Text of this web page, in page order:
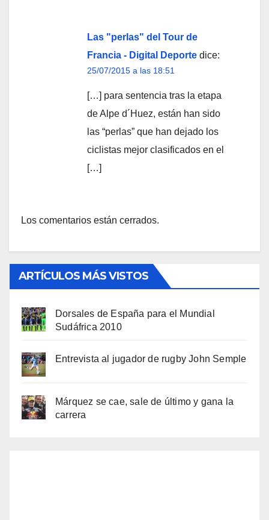
Las "perlas" del Tour de
Francia - Digital Deporte dice:
25/07/2015 a las 18:51
[…] para sentencia tras la etapa
de Alpe d´Huez, están han sido
las “perlas” que han dejado los
ciclistas mejor clasificados en el
[…]
Los comentarios están cerrados.
ARTÍCULOS MÁS VISTOS
Dorsales de España para el Mundial
Sudáfrica 2010
Entrevista al jugador de rugby John Semple
Márquez se cae, sale de último y gana la
carrera